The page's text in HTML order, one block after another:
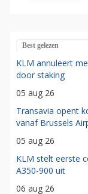
Best gelezen
KLM annuleert
door staking
05 aug 26
Transavia opent
vanaf Brussels
05 aug 26
KLM stelt eerste
A350-900 uit
06 aug 26